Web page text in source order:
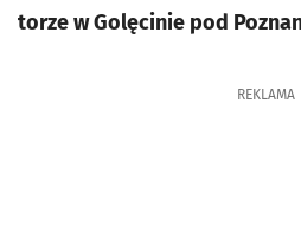
torze w Golęcinie pod
REKLAMA